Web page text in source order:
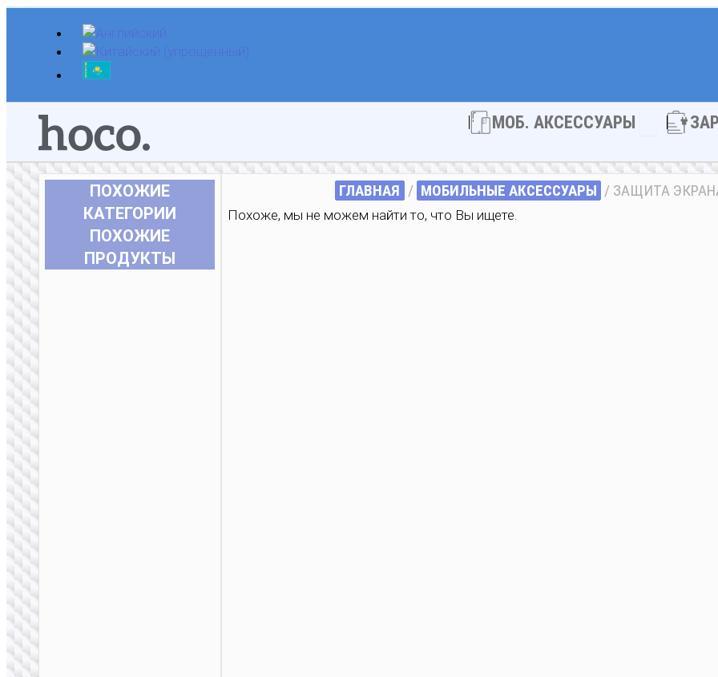
Перейти
содержимому
МОБ. АКСЕССУАРЫ Open МОБ.
ПОХОЖИЕ
КАТЕГОРИИ
ПОХОЖИЕ
ПРОДУКТЫ
ГЛАВНАЯ / МОБИЛЬНЫЕ АКСЕССУАРЫ / ЗАЩИТА
Похоже, мы не можем найти то, что Вы ищете.